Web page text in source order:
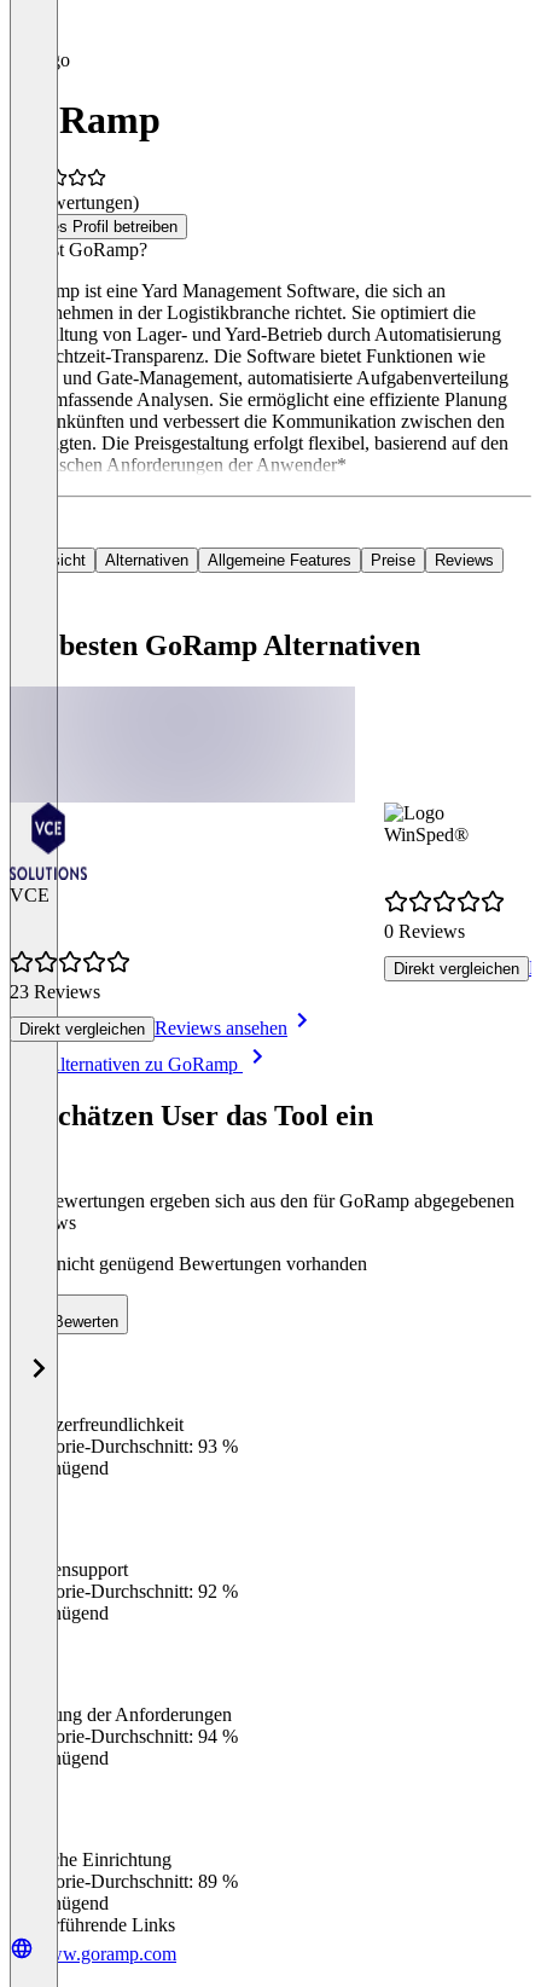
GoRamp
(0 Bewertungen)
Dieses Profil betreiben
Was ist GoRamp?
GoRamp ist eine Yard Management Software, die sich an
Unternehmen in der Logistikbranche richtet. Sie optimiert die
Verwaltung von Lager- und Yard-Betrieb durch Automatisierung
und Echtzeit-Transparenz. Die Software bietet Funktionen wie
Dock- und Gate-Management, automatisierte Aufgabenverteilung
und umfassende Analysen. Sie ermöglicht eine effiziente Planung
von Ankünften und verbessert die Kommunikation zwischen den
Beteiligten. Die Preisgestaltung erfolgt flexibel, basierend auf den
spezifischen Anforderungen der Anwender*
Übersicht Alternativen Allgemeine Features Preise Reviews
Die besten GoRamp Alternativen
VCE
23 Reviews
Direkt vergleichen Reviews ansehen
WinSped®
0 Reviews
Direkt vergleichen
Alle Alternativen zu GoRamp
So schätzen User das Tool ein
Die Bewertungen ergeben sich aus den für GoRamp abgegebenen
Reviews
Noch nicht genügend Bewertungen vorhanden
Bewerten
Benutzerfreundlichkeit
Kategorie-Durchschnitt: 93 %
Ungenügend
Kundensupport
Kategorie-Durchschnitt: 92 %
Ungenügend
Erfüllung der Anforderungen
Kategorie-Durchschnitt: 94 %
Ungenügend
Einfache Einrichtung
Kategorie-Durchschnitt: 89 %
Ungenügend
Weiterführende Links
www.goramp.com